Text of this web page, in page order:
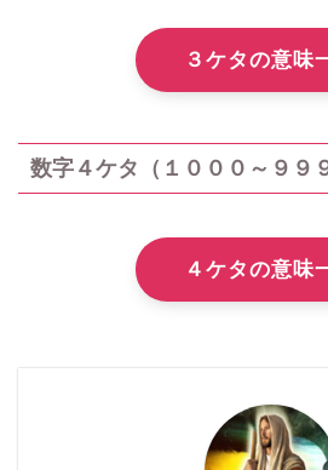
３ケタの意味
数字４ケタ（１０００～９９
４ケタの意味